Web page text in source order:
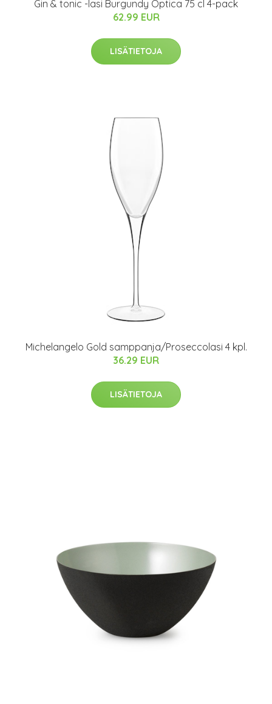
Gin & tonic -lasi Burgundy Optica 75 cl 4-pack
62.99 EUR
LISÄTIETOJA
Michelangelo Gold samppanja/Proseccolasi 4 kpl.
36.29 EUR
LISÄTIETOJA